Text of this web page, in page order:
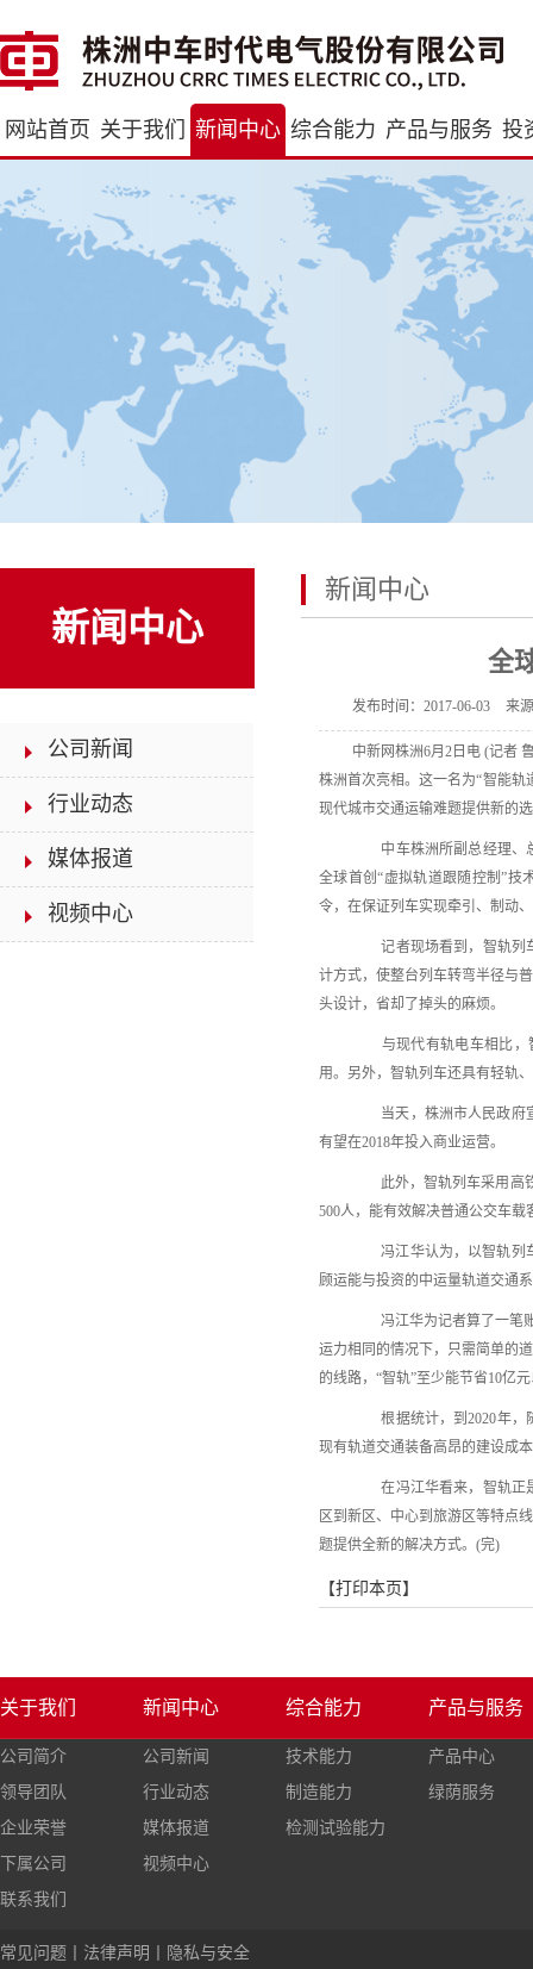
网站首页 关于我们 新闻中心 综合能力 产品与服务 投
新闻中心
公司新闻
行业动态
媒体报道
视频中心
新闻中心
全
发布时间： 2017-06-03 来
中新网株洲6月2日电 (记者
株洲首次亮相。这一名为“智能
现代城市交通运输难题提供新的
中车株洲所副总经理、总
全球首创“虚拟轨道跟随控制”技
令，在保证列车实现牵引、制动
记者现场看到，智轨列车
计方式，使整台列车转弯半径与
头设计，省却了掉头的麻烦。
与现代有轨电车相比，智
用。另外，智轨列车还具有轻轨
当天，株洲市人民政府宣
有望在2018年投入商业运营。
此外，智轨列车采用高铁
500人，能有效解决普通公交车
冯江华认为，以智轨列车
顾运能与投资的中运量轨道交通
冯江华为记者算了一笔账
运力相同的情况下，只需简单的
的线路，“智轨”至少能节省10亿
根据统计，到2020年，随
现有轨道交通装备高昂的建设成
在冯江华看来，智轨正是
区到新区、中心到旅游区等特点
题提供全新的解决方式。(完)
【打印本页 】
关于我们
公司简介
领导团队
企业荣誉
下属公司
联系我们
新闻中心
公司新闻
行业动态
媒体报道
视频中心
综合能力
技术能力
制造能力
检测试验能力
产品与服务
产品中心
绿荫服务
常见问题 法律声明 隐私与安全